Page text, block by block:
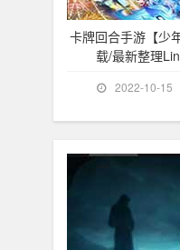
卡牌回合手游【少
载/最新整理
2022-10-15